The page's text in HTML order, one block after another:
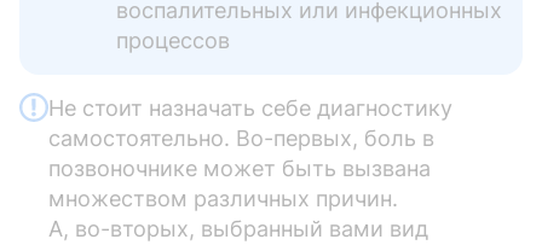
воспалительных или инфекционных
процессов
Не стоит назначать себе диагностику
самостоятельно. Во-первых, боль в
позвоночнике может быть вызвана
множеством различных причин.
А, во-вторых, выбранный вами вид